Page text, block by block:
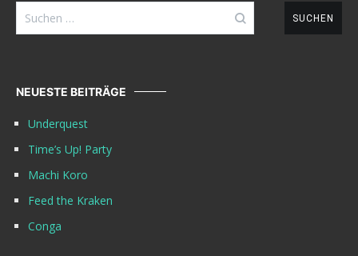
Suchen
nach:
NEUESTE BEITRÄGE
Underquest
Time’s Up! Party
Machi Koro
Feed the Kraken
Conga